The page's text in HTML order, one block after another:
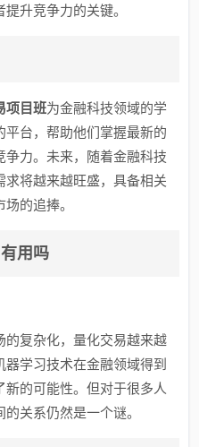
升竞争力的关键。
项目班为金融科技领域的学
平台，帮助他们掌握最新的
力。未来，随着金融科技
求将越来越旺盛，具备相关
的追捧。
用吗
的复杂化，量化交易越来越
学习技术在金融领域得到
的可能性。但对于很多人
关系仍然是一个谜。